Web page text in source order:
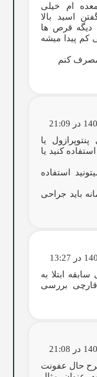
ام خیلی
اسید بالا
دیگه قرص ها
کم پیدا میشه
مصرف کنم
21:09
یا
کنید یا
استفاده
باید جراحی
ابتلا به
بررسی
21:08
حال عفونت